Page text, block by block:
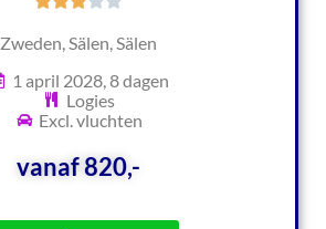
Zweden, Sälen, Sälen
1 april 2028, 8 dagen
Logies
Excl. vluchten
vanaf 820,-